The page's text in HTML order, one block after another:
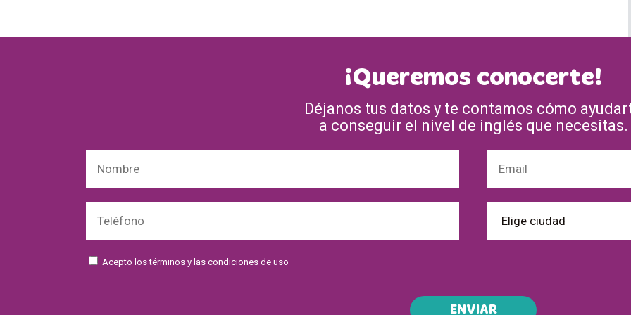
¡Queremos conocerte!
Déjanos tus datos y te contamos cómo
a conseguir el nivel de inglés que necesitas.
Acepto lostérminos y las condiciones de uso
ENVIAR